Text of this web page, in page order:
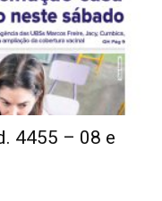
4455 – 08 e